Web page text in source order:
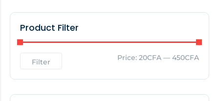
Product Filter
Filter Price: 20CFA — 450CFA